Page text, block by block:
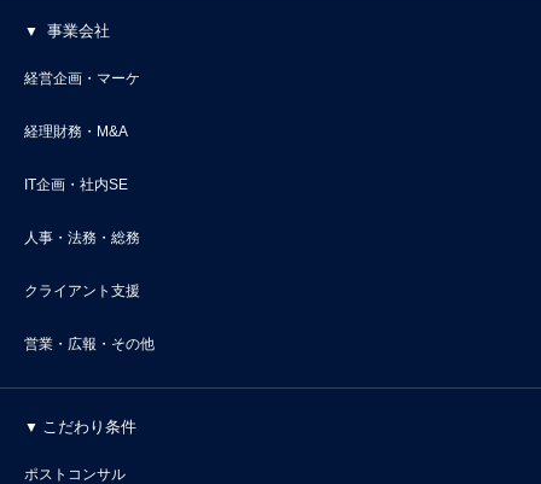
事業会社
経営企画・マーケ
経理財務・M&A
IT企画・社内SE
人事・法務・総務
クライアント支援
営業・広報・その他
こだわり条件
ポストコンサル